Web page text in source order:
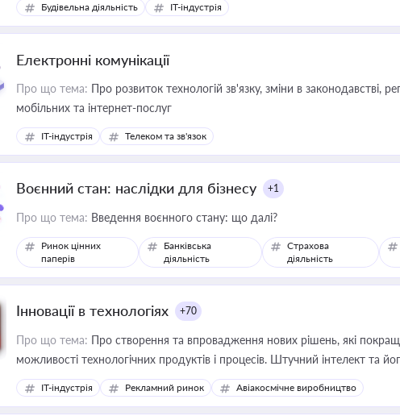
Будівельна діяльність IT-індустрія
Електронні комунікації
Про що тема: Про розвиток технологій зв'язку, зміни в законодавстві,
мобільних та інтернет-послуг
IT-індустрія Телеком та зв'язок
Воєнний стан: наслідки для бізнесу +1
Про що тема: Введення воєнного стану: що далі?
Ринок цінних
паперів
Банківська
діяльність
Страхова
діяльність
Інновації в технологіях +70
Про що тема: Про створення та впровадження нових рішень, які
можливості технологічних продуктів і процесів. Штучний інтелект та
IT-індустрія Рекламний ринок Авіакосмічне виробництво